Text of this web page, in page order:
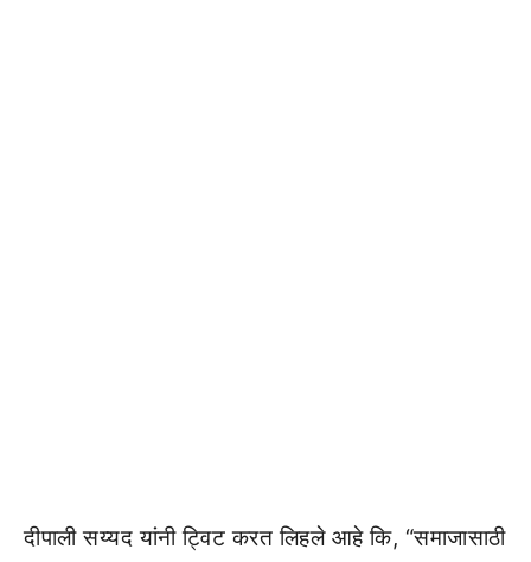
दीपाली सय्यद यांनी ट्विट करत लिहले आहे कि, “समाजासाठी